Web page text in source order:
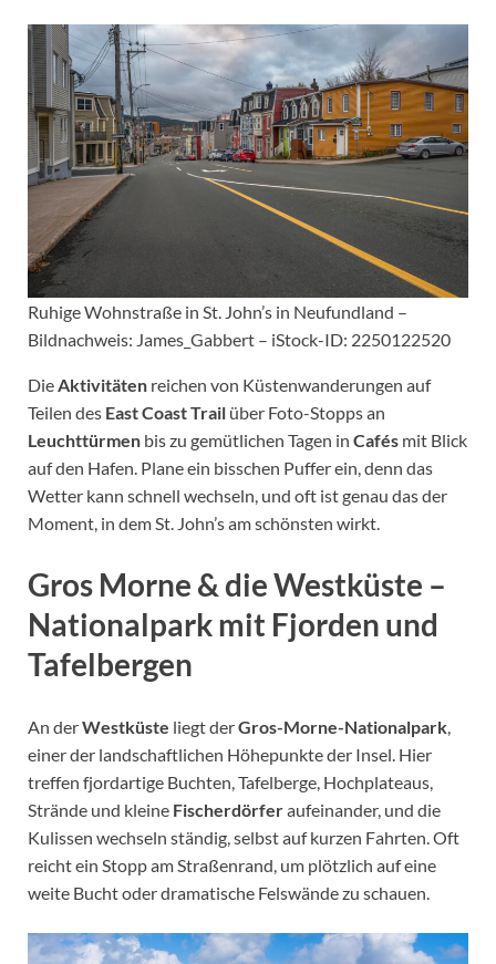
Ruhige Wohnstraße in St. John’s in Neufundland –
Bildnachweis: James_Gabbert – iStock-ID: 2250122520
DieAktivitäten reichen von Küstenwanderungen auf
Teilen des East Coast Trail über Foto-Stopps an
Leuchttürmen bis zu gemütlichen Tagen in Cafés mit Blick
auf den Hafen. Plane ein bisschen Puffer ein, denn das
Wetter kann schnell wechseln, und oft ist genau das der
Moment, in dem St. John’s am schönsten wirkt.
Gros Morne & die Westküste –
Nationalpark mit Fjorden und
Tafelbergen
An derWestküste liegt derGros-Morne-Nationalpark
einer der landschaftlichen Höhepunkte der Insel. Hier
treffen fjordartige Buchten, Tafelberge, Hochplateaus,
Strände und kleine Fischerdörferaufeinander, und die
Kulissen wechseln ständig, selbst auf kurzen Fahrten. Oft
reicht ein Stopp am Straßenrand, um plötzlich auf eine
weite Bucht oder dramatische Felswände zu schauen.